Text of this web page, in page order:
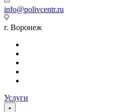
info@polivcentr.ru
г. Воронеж
Услуги